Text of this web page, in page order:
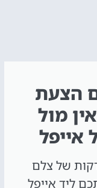
הצעת
מול
אייפל
75 דקות של צלם
ליד אייפל